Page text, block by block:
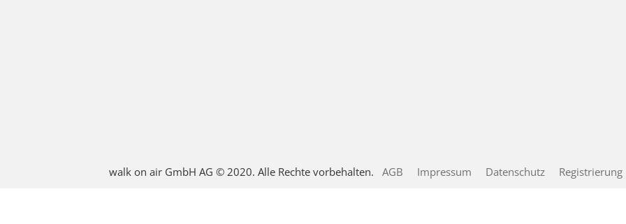
walk on air GmbH AG © 2020. Alle Rechte vorbehalten. AGB Impressum Datenschutz Registrierung